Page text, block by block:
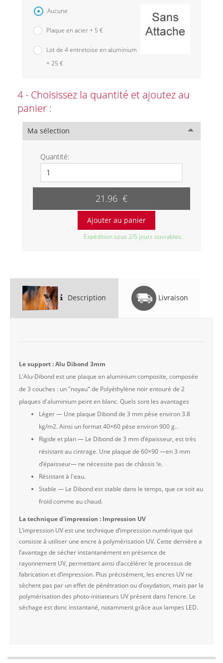
Aucune
Plaque en acier + 5 €
Lot de 4 entretoise en aluminium
+ 25 €
4 - Choisissez la quantité et ajoutez au
panier :
Ma sélection
Quantité:
21.96 €
Expédition sous 2/5 jours ouvrables.
Description Livraison
Le support : Alu Dibond 3mm
L'Alu-Dibond est une plaque en aluminium composite, composée
de 3 couches : un "noyau" de Polyéthylène noir entouré de 2
plaques d'aluminium peint en blanc. Quels sont les avantages
Léger — Une plaque Dibond de 3 mm pèse environ 3.8
kg/m2. Ainsi un format 40×60 pèse environ 900 g..
Rigide et plan — Le Dibond de 3 mm d’épaisseur, est très
résistant au cintrage. Une plaque de 60×90 —en 3 mm
d’épaisseur— ne nécessite pas de châssis !e.
Résistant à l'eau.
Stable — Le Dibond est stable dans le temps, que ce soit au
froid comme au chaud.
La technique d'impression : Impression UV
L’impression UV est une technique d’impression numérique qui
consiste à utiliser une encre à polymérisation UV. Cette dernière a
l’avantage de sécher instantanément en présence de
rayonnement UV, permettant ainsi d’accélérer le processus de
fabrication et d’impression. Plus précisément, les encres UV ne
sèchent pas par un effet de pénétration ou d’oxydation, mais par la
polymérisation des photo-initiateurs UV présent dans l’encre. Le
séchage est donc instantané, notamment grâce aux lampes LED.